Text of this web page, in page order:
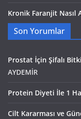
Kronik Faranjit Nasıl
Son Yorumlar
Prostat İçin Şifalı
AYDEMİR
Protein Diyeti İle 1
Cilt Kararması ve